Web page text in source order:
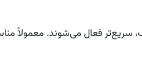
سریع‌تر فعال می‌شوند. معمولاً